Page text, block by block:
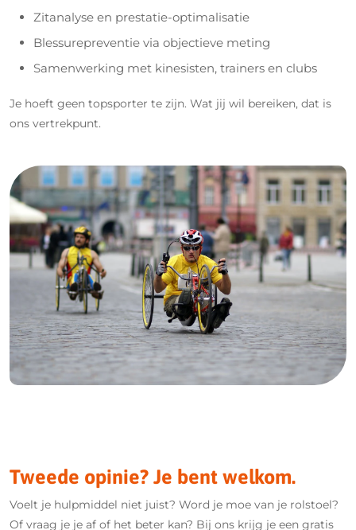
Zitanalyse en prestatie-optimalisatie
Blessurepreventie via objectieve meting
Samenwerking met kinesisten, trainers en clubs
Je hoeft geen topsporter te zijn. Wat jij wil bereiken, dat is
ons vertrekpunt.
Tweede opinie? Je bent welkom.
Voelt je hulpmiddel niet juist? Word je moe van je rolstoel?
Of vraag je je af of het beter kan? Bij ons krijg je een gratis